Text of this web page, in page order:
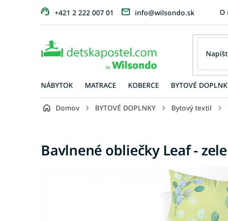
+421 2 222 007 01 info@wilsondo.sk O
NÁBYTOK MATRACE KOBERCE BYTOVÉ
Domov BYTOVÉ DOPLNKY Bytový textil
Bavlnené obliečky Leaf -